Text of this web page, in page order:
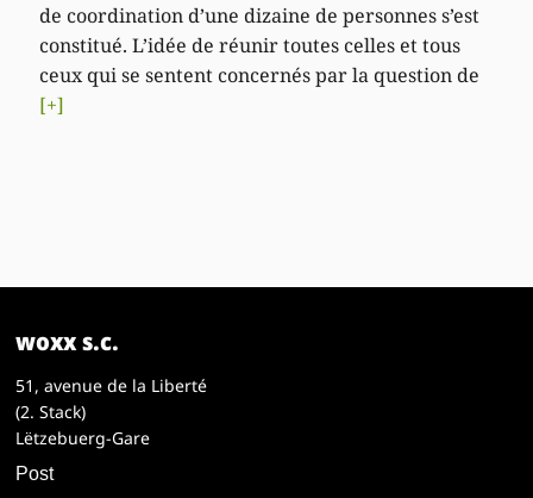
de coordination d’une dizaine de personnes s’est
constitué. L’idée de réunir toutes celles et tous
ceux qui se sentent concernés par la question de
[+]
woxx s.c.
51, avenue de la Liberté
(2. Stack)
Lëtzebuerg-Gare
Post